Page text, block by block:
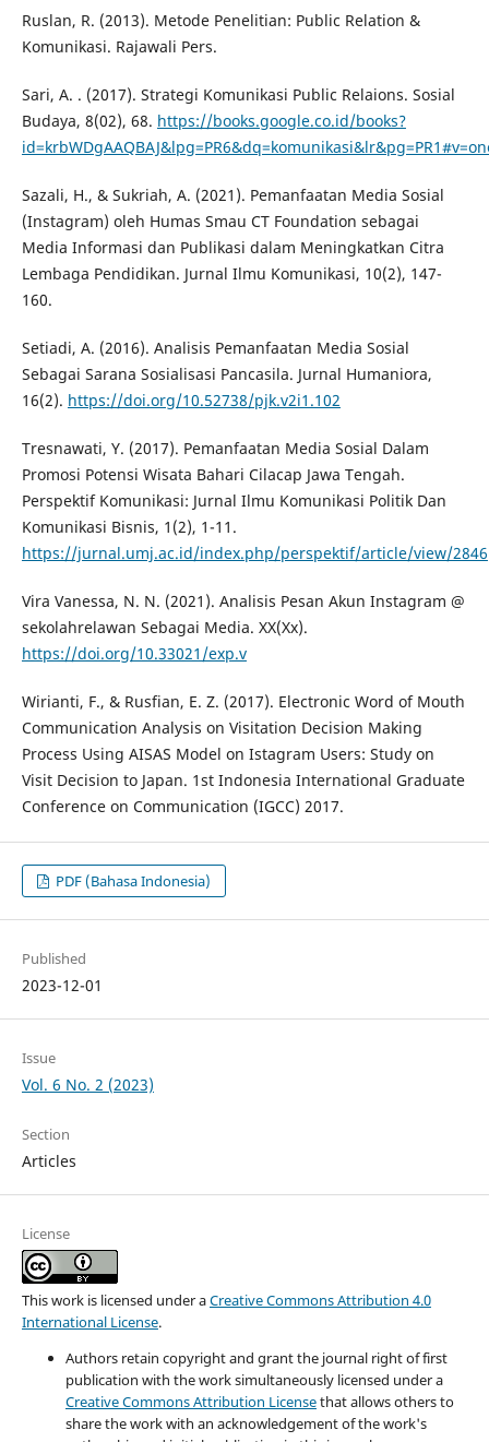
Ruslan, R. (2013). Metode Penelitian: Public Relation &
Komunikasi. Rajawali Pers.
Sari, A. . (2017). Strategi Komunikasi Public Relaions. Sosial
Budaya, 8(02), 68. https://books.google.co.id/books?
Sazali, H., & Sukriah, A. (2021). Pemanfaatan Media Sosial
(Instagram) oleh Humas Smau CT Foundation sebagai
Media Informasi dan Publikasi dalam Meningkatkan Citra
Lembaga Pendidikan. Jurnal Ilmu Komunikasi, 10(2), 147-
160.
Setiadi, A. (2016). Analisis Pemanfaatan Media Sosial
Sebagai Sarana Sosialisasi Pancasila. Jurnal Humaniora,
16(2). https://doi.org/10.52738/pjk.v2i1.102
Tresnawati, Y. (2017). Pemanfaatan Media Sosial Dalam
Promosi Potensi Wisata Bahari Cilacap Jawa Tengah.
Perspektif Komunikasi: Jurnal Ilmu Komunikasi Politik Dan
Komunikasi Bisnis, 1(2), 1-11.
https://jurnal.umj.ac.id/index.php/perspektif/article/view/2846
Vira Vanessa, N. N. (2021). Analisis Pesan Akun Instagram @
sekolahrelawan Sebagai Media. XX(Xx).
https://doi.org/10.33021/exp.v
Wirianti, F., & Rusfian, E. Z. (2017). Electronic Word of Mouth
Communication Analysis on Visitation Decision Making
Process Using AISAS Model on Istagram Users: Study on
Visit Decision to Japan. 1st Indonesia International Graduate
Conference on Communication (IGCC) 2017.
PDF (Bahasa Indonesia)
Published
2023-12-01
Issue
Vol. 6 No. 2 (2023)
Section
Articles
License
This work is licensed under aCreative Commons Attribution 4.0
International License.
Authors retain copyright and grant the journal right of first
publication with the work simultaneously licensed under a
Creative Commons Attribution Licensethat allows others to
share the work with an acknowledgement of the work's